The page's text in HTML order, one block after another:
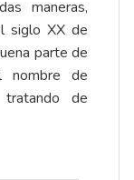
maneras,
siglo XX de
parte de
nombre de
de